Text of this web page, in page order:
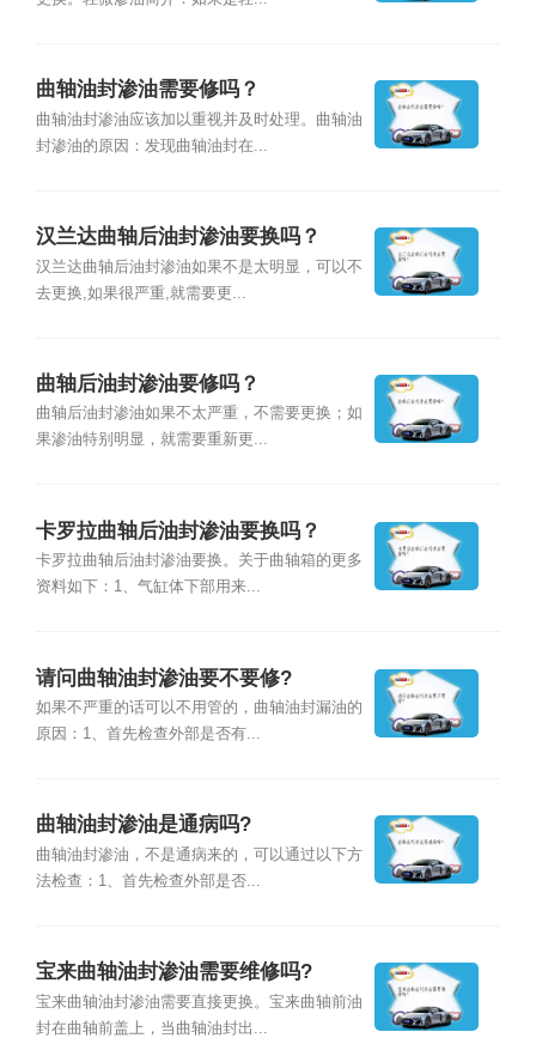
曲轴油封渗油需要修吗？
曲轴油封渗油应该加以重视并及时处理。曲轴油
封渗油的原因：发现曲轴油封在...
汉兰达曲轴后油封渗油要换吗？
汉兰达曲轴后油封渗油如果不是太明显，可以不
去更换,如果很严重,就需要更...
曲轴后油封渗油要修吗？
曲轴后油封渗油如果不太严重，不需要更换；如
果渗油特别明显，就需要重新更...
卡罗拉曲轴后油封渗油要换吗？
卡罗拉曲轴后油封渗油要换。关于曲轴箱的更多
资料如下：1、气缸体下部用来...
请问曲轴油封渗油要不要修?
如果不严重的话可以不用管的，曲轴油封漏油的
原因：1、首先检查外部是否有...
曲轴油封渗油是通病吗?
曲轴油封渗油，不是通病来的，可以通过以下方
法检查：1、首先检查外部是否...
宝来曲轴油封渗油需要维修吗?
宝来曲轴油封渗油需要直接更换。宝来曲轴前油
封在曲轴前盖上，当曲轴油封出...